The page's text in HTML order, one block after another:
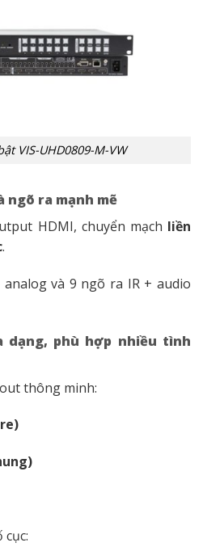
VIS-UHD0809-M-VW
ngõ ra mạnh mẽ
HDMI, chuyển mạch liền
.
và 9 ngõ ra IR + audio
dạng, phù hợp nhiều tình
thông minh:
cục: